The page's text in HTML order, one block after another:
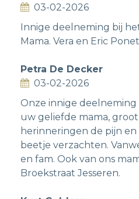
03-02-2026
Innige deelneming bij
Mama. Vera en Eric
Petra De Decker
03-02-2026
Onze innige
uw geliefde mama,
herinneringen de pijn
beetje verzachten.
en fam. Ook van ons
Broekstraat Jesseren.